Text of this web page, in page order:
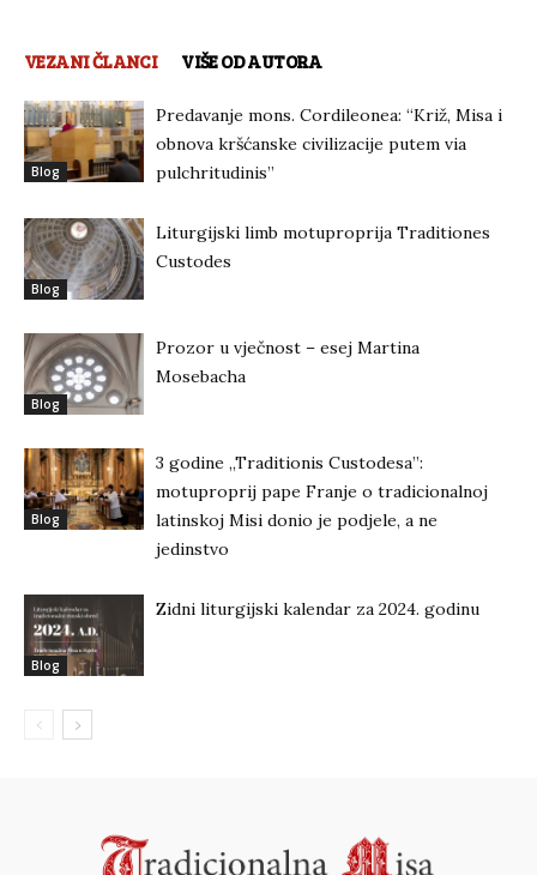
VEZANI ČLANCI VIŠE OD AUTORA
Blog
Predavanje mons. Cordileonea: “Križ, Misa i
obnova kršćanske civilizacije putem via
pulchritudinis”
Blog
Liturgijski limb motuproprija Traditiones
Custodes
Blog
Prozor u vječnost – esej Martina
Mosebacha
Blog
3 godine „Traditionis Custodesa”:
motuproprij pape Franje o tradicionalnoj
latinskoj Misi donio je podjele, a ne
jedinstvo
Blog
Zidni liturgijski kalendar za 2024. godinu